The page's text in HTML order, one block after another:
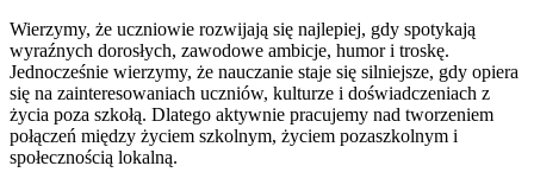
Wierzymy, że uczniowie rozwijają się najlepiej, gdy spotykają
wyraźnych dorosłych, zawodowe ambicje, humor i troskę.
Jednocześnie wierzymy, że nauczanie staje się silniejsze, gdy opiera
się na zainteresowaniach uczniów, kulturze i doświadczeniach z
życia poza szkołą. Dlatego aktywnie pracujemy nad tworzeniem
połączeń między życiem szkolnym, życiem pozaszkolnym i
społecznością lokalną.